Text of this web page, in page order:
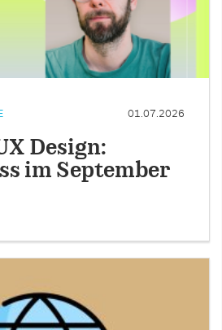
01.07.2026
Design:
im September